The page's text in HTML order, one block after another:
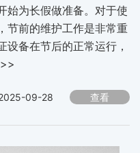
始为长假做准备。对于使
节前的维护工作是非常重
备在节后的正常运行，
09-28 查看